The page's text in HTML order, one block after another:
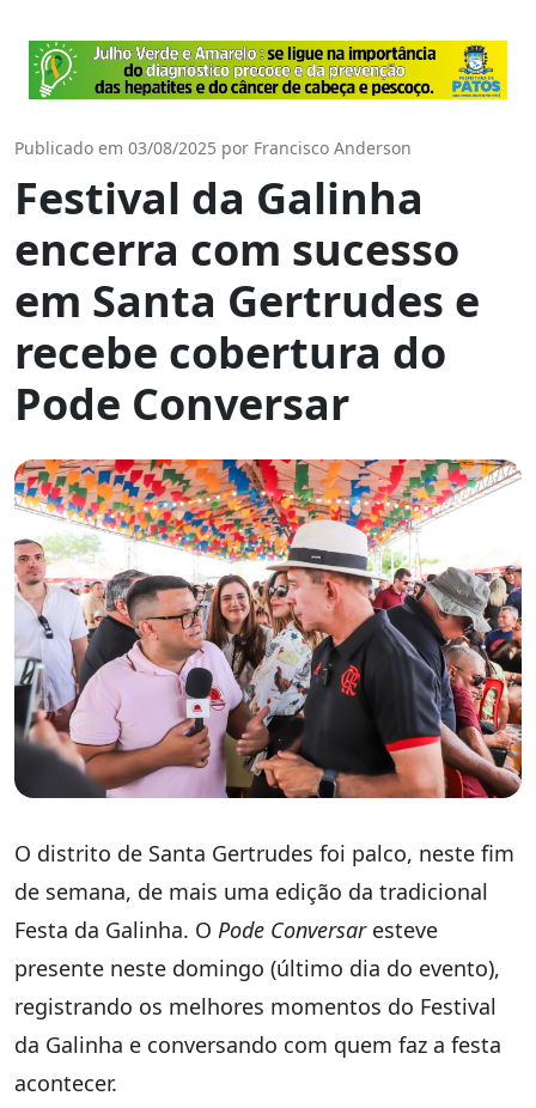
Publicado em 03/08/2025 por Francisco Anderson
Festival da Galinha
encerra com sucesso
em Santa Gertrudes e
recebe cobertura do
Pode Conversar
O distrito de Santa Gertrudes foi palco, neste fim
de semana, de mais uma edição da tradicional
Festa da Galinha. O Pode Conversaresteve
presente neste domingo (último dia do evento),
registrando os melhores momentos do Festival
da Galinha e conversando com quem faz a festa
acontecer.